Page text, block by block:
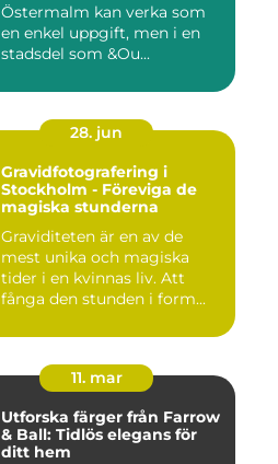
Östermalm kan verka som
en enkel uppgift, men i en
stadsdel som &Ou...
28. jun
Gravidfotografering i
Stockholm - Föreviga de
magiska stunderna
Graviditeten är en av de
mest unika och magiska
tider i en kvinnas liv. Att
fånga den stunden i form...
11. mar
Utforska färger från Farrow
& Ball: Tidlös elegans för
ditt hem